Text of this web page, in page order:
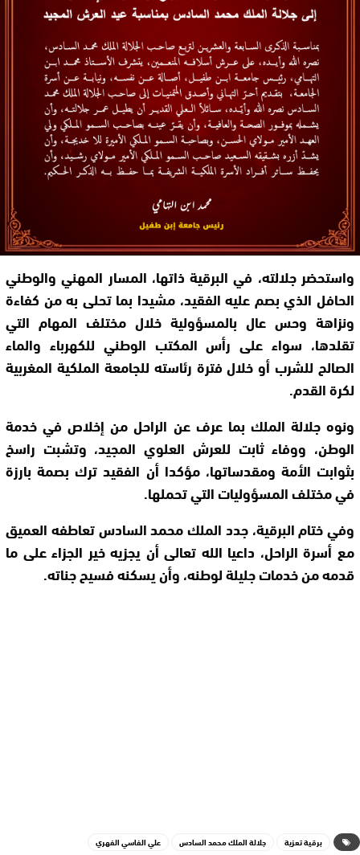
واستحضر جلالته، في البرقية ذاتها، المسار المهني والوطني
الحافل الذي بصم عليه الفقيد، مشيدا بما تحلى به من كفاءة
ونزاهة وحس عال بالمسؤولية خلال مختلف المهام التي
تقلدها، سواء على رأس المكتب الوطني للكهرباء والماء
الصالح للشرب أو خلال فترة رئاسته للجامعة الملكية المغربية
لكرة القدم.
ونوه جلالة الملك بما عرف عن الراحل من إخلاص في خدمة
الوطن، ووفاء ثابت للعرش العلوي المجيد، وتشبت راسخ
بثوابت الأمة ومقدساتها، مؤكدا أن الفقيد ترك بصمة بارزة
في مختلف المسؤوليات التي تحملها.
وفي ختام البرقية، جدد الملك محمد السادس تعاطفه العميق
مع أسرة الراحل، داعيا الله تعالى أن يجزيه خير الجزاء على ما
قدمه من خدمات جليلة لوطنه، وأن يسكنه فسيح جناته.
برقية تعزية جلالة الملك محمد السادس علي الفاسي الفهري